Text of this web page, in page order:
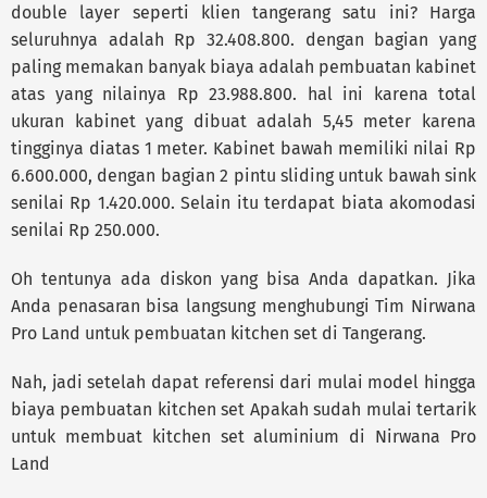
double layer seperti klien tangerang satu ini? Harga
seluruhnya adalah Rp 32.408.800. dengan bagian yang
paling memakan banyak biaya adalah pembuatan kabinet
atas yang nilainya Rp 23.988.800. hal ini karena total
ukuran kabinet yang dibuat adalah 5,45 meter karena
tingginya diatas 1 meter. Kabinet bawah memiliki nilai Rp
6.600.000, dengan bagian 2 pintu sliding untuk bawah sink
senilai Rp 1.420.000. Selain itu terdapat biata akomodasi
senilai Rp 250.000.
Oh tentunya ada diskon yang bisa Anda dapatkan. Jika
Anda penasaran bisa langsung menghubungi Tim Nirwana
Pro Land untuk pembuatan kitchen set di Tangerang.
Nah, jadi setelah dapat referensi dari mulai model hingga
biaya pembuatan kitchen set Apakah sudah mulai tertarik
untuk membuat kitchen set aluminium di Nirwana Pro
Land